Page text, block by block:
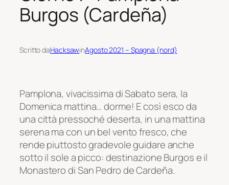
Burgos (Cardeña)
Scritto daHacksawinAgosto 2021 – Spagna (nord)
Pamplona, vivacissima di Sabato sera, la
Domenica mattina… dorme! E così esco da
una città pressoché deserta, in una mattina
serena ma con un bel vento fresco, che
rende piuttosto gradevole guidare anche
sotto il sole a picco: destinazione Burgos e il
Monastero di San Pedro de Cardeña.